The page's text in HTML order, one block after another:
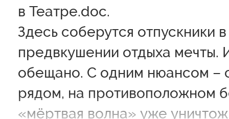
в Театре.doc.
Здесь соберутся отпускники в
предвкушении отдыха мечты.
обещано. С одним нюансом –
рядом, на противоположном
«мёртвая волна» уже